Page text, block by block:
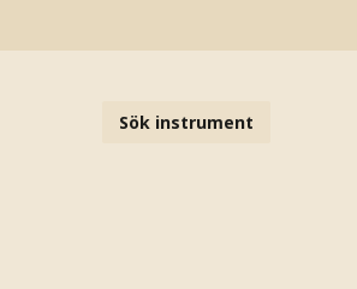
Sök instrument